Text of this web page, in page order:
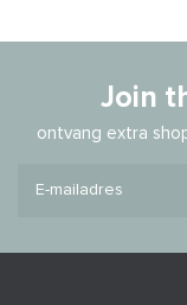
Join
ontvang extra